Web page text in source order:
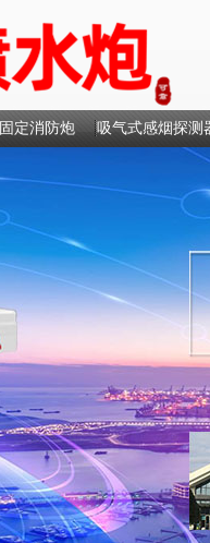
固定消防炮 吸气式感烟探测